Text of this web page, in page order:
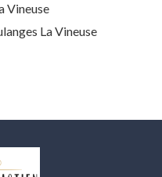
Vineuse
La Vineuse